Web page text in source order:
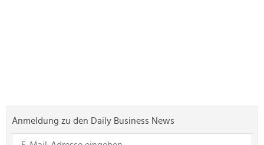
Anmeldung zu den Daily Business News